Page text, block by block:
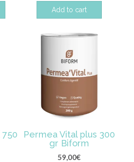
Add to cart
Permea Vital plus 300
gr Biform
59,00€